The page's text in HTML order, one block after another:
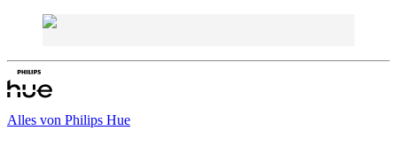
Alles von Philips Hue